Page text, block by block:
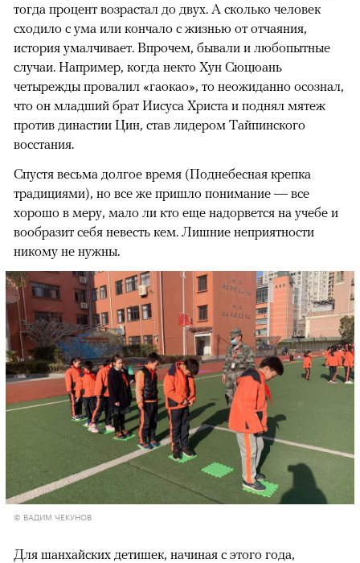
тогда процент возрастал до двух. А сколько человек
сходило с ума или кончало с жизнью от отчаяния,
история умалчивает. Впрочем, бывали и любопытные
случаи. Например, когда некто Хун Сюцюань
четырежды провалил «гаокао», то неожиданно осознал,
что он младший брат Иисуса Христа и поднял мятеж
против династии Цин, став лидером Тайпинского
восстания.
Спустя весьма долгое время (Поднебесная крепка
традициями), но все же пришло понимание — все
хорошо в меру, мало ли кто еще надорвется на учебе и
вообразит себя невесть кем. Лишние неприятности
никому не нужны.
© ВАДИМ ЧЕКУНОВ
Для шанхайских детишек, начиная с этого года,